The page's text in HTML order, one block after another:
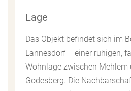
Lage
Das Objekt befindet sich im
Lannesdorf – einer ruhigen,
Wohnlage zwischen Mehlem
Godesberg. Die